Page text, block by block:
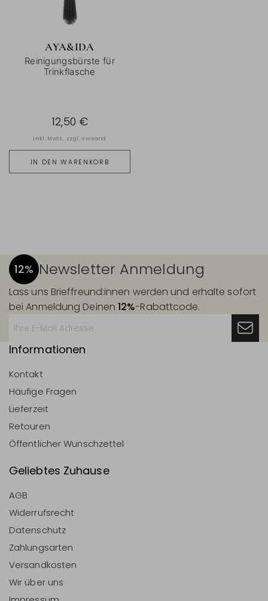
AYA&IDA
Reinigungsbürste für
Trinkflasche
IN DEN WARENKORB
12,50 €
inkl. MwSt., zzgl.Versand
12% Newsletter Anmeldung
Lass uns Brieffreund:innen werden und erhalte sofort
bei Anmeldung Deinen12%-Rabattcode.
Informationen
Kontakt
Häufige Fragen
Lieferzeit
Retouren
Öffentlicher Wunschzettel
Geliebtes Zuhause
AGB
Widerrufsrecht
Datenschutz
Zahlungsarten
Versandkosten
Wir über uns